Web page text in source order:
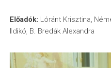
Előadók: Lóránt Krisztina,
Ildikó, B. Bredák Alexandra